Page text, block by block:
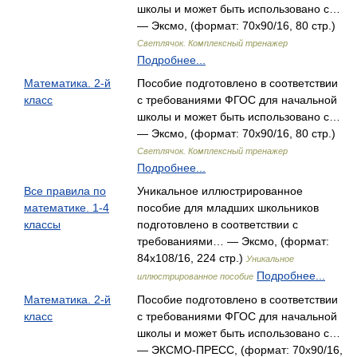
школы и может быть использовано с…
— Эксмо, (формат: 70x90/16, 80 стр.)
Светлячок. Комплексный тренажер
Подробнее...
Математика. 2-й
класс
Пособие подготовлено в соответствии
с требованиями ФГОС для начальной
школы и может быть использовано с…
— Эксмо, (формат: 70x90/16, 80 стр.)
Светлячок. Комплексный тренажер
Подробнее...
Все правила по
математике. 1-4
классы
Уникальное иллюстрированное
пособие для младших школьников
подготовлено в соответствии с
требованиями… — Эксмо, (формат:
84x108/16, 224 стр.) Уникальное
иллюстрированное пособие Подробнее...
Математика. 2-й
класс
Пособие подготовлено в соответствии
с требованиями ФГОС для начальной
школы и может быть использовано с…
— ЭКСМО-ПРЕСС, (формат: 70x90/16,